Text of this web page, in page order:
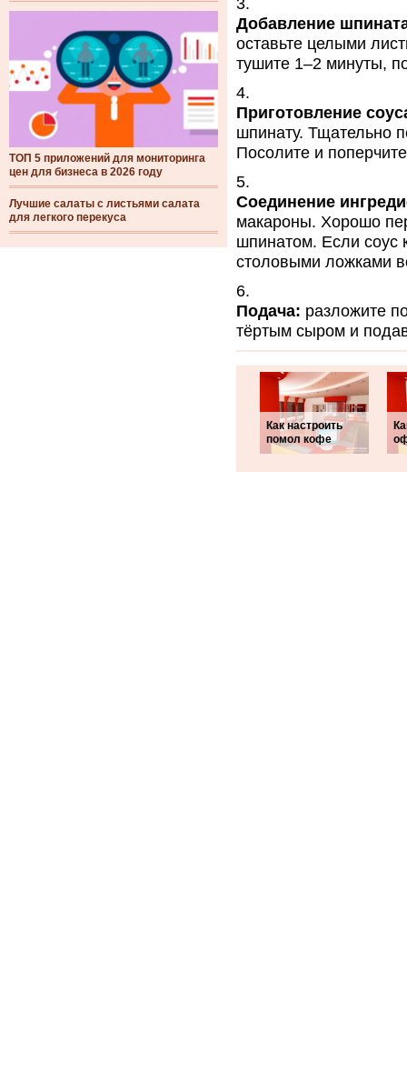
ТОП 5 приложений для мониторинга
цен для бизнеса в 2026 году
Лучшие салаты с листьями салата
для легкого перекуса
Добавление
оставьте целыми
тушите 1–2 минуты,
Приготовление
шпинату. Тщательно
Посолите и
Соединение
макароны. Хорошо
шпинатом. Если соус
столовыми ложками
Подача: разложите
тёртым сыром и
Как настроить
помол кофе